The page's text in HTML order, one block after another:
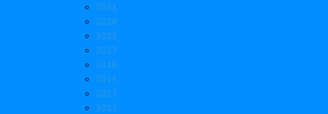
2021
2020
2018
2017
2016
2015
2013
2012